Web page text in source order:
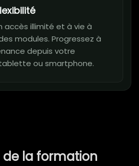
accès illimité et à vie à
modules. Progressez à
depuis votre
ou smartphone.
de la formation